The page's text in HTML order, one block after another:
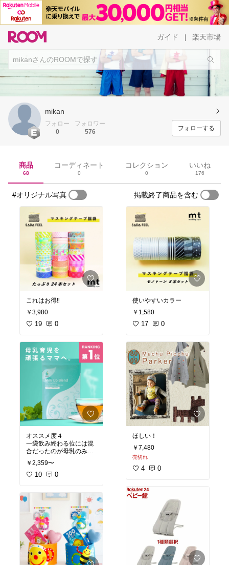
ガイド 楽天市場
mikan
フォロー
0
フォロワー
576
フォローする
商品
68
コーディネート
0
コレクション
0
いいね
176
#オリジナル写真 掲載終了商品を含む
これはお得‼︎
￥3,980
19 0
オススメ度４
一袋飲み終わる位には混
合だったのが母乳のみに
なりました！
味はカレーのような味。
私は飲みにくくはなかっ
￥2,359〜
10 0
使いやすいカラー
￥1,580
17 0
ほしい！
￥7,480
売切れ
4 0